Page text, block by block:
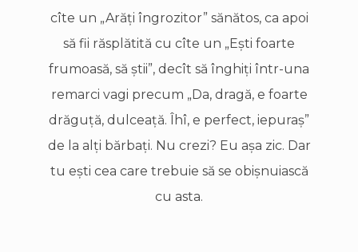
cîte un „Arăţi îngrozitor” sănătos, ca apoi
să fii răsplătită cu cîte un „Eşti foarte
frumoasă, să ştii”, decît să înghiţi într-una
remarci vagi precum „Da, dragă, e foarte
drăguţă, dulceaţă. Îhî, e perfect, iepuraş”
de la alţi bărbaţi. Nu crezi? Eu aşa zic. Dar
tu eşti cea care trebuie să se obişnuiască
cu asta.